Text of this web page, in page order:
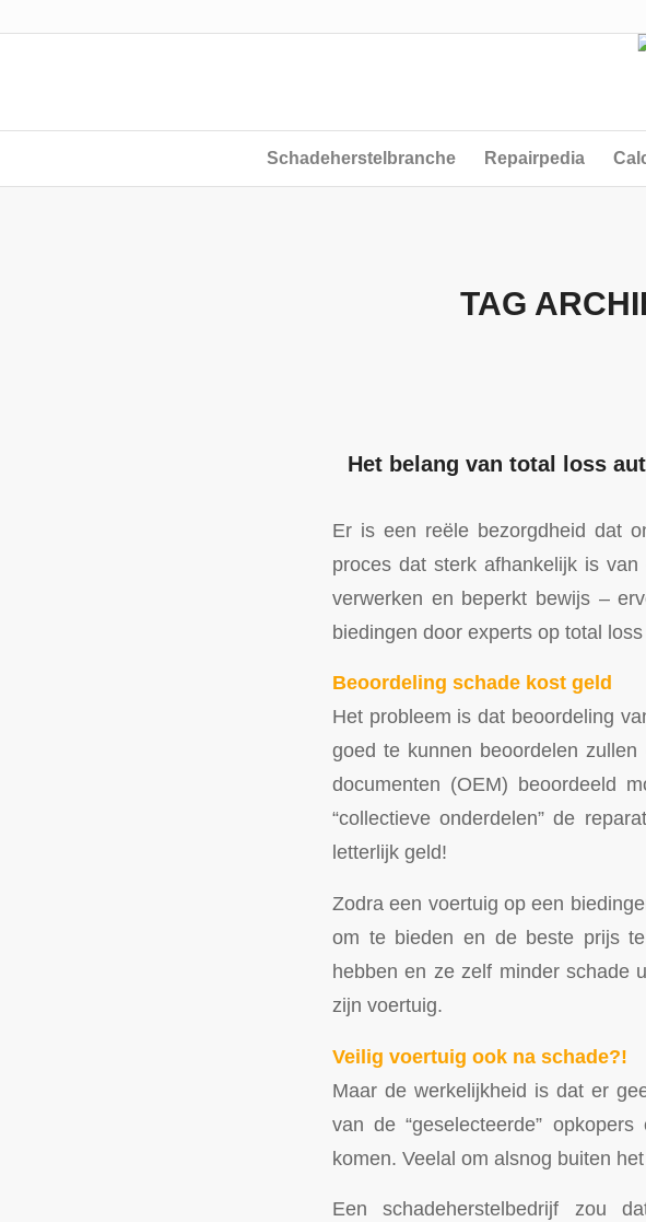
Schadeherstelbranche Repairpedia
TAG
Het belang van total loss
Er is een reële bezorgdheid dat
proces dat sterk afhankelijk is
verwerken en beperkt bewijs –
biedingen door experts op total
Beoordeling schade kost geld
Het probleem is dat beoordeling
goed te kunnen beoordelen
documenten (OEM) beoordeeld
“collectieve onderdelen” de
letterlijk geld!
Zodra een voertuig op een
om te bieden en de beste prijs
hebben en ze zelf minder schade
zijn voertuig.
Veilig voertuig ook na schade?!
Maar de werkelijkheid is dat er
van de “geselecteerde”
komen. Veelal om alsnog buiten
Een schadeherstelbedrijf zou